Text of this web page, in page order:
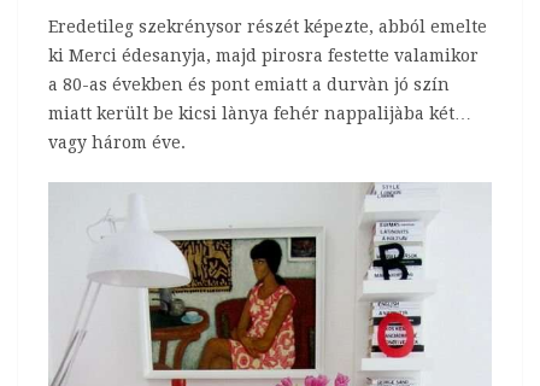
Eredetileg szekrénysor részét képezte, abból emelte
ki Merci édesanyja, majd pirosra festette valamikor
a 80-as években és pont emiatt a durvàn jó szín
miatt került be kicsi lànya fehér nappalijàba két…
vagy három éve.